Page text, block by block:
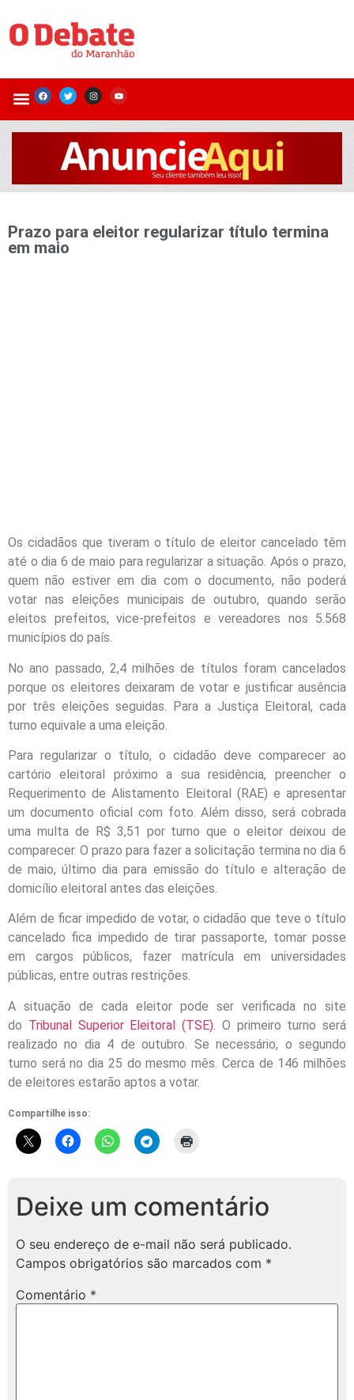
Prazo para eleitor regularizar título termina
em maio
Os cidadãos que tiveram o título de eleitor cancelado têm
até o dia 6 de maio para regularizar a situação. Após o prazo,
quem não estiver em dia com o documento, não poderá
votar nas eleições municipais de outubro, quando serão
eleitos prefeitos, vice-prefeitos e vereadores nos 5.568
municípios do país.
No ano passado, 2,4 milhões de títulos foram cancelados
porque os eleitores deixaram de votar e justificar ausência
por três eleições seguidas. Para a Justiça Eleitoral, cada
turno equivale a uma eleição.
Para regularizar o título, o cidadão deve comparecer ao
cartório eleitoral próximo a sua residência, preencher o
Requerimento de Alistamento Eleitoral (RAE) e apresentar
um documento oficial com foto. Além disso, será cobrada
uma multa de R$ 3,51 por turno que o eleitor deixou de
comparecer. O prazo para fazer a solicitação termina no dia 6
de maio, último dia para emissão do título e alteração de
domicílio eleitoral antes das eleições.
Além de ficar impedido de votar, o cidadão que teve o título
cancelado fica impedido de tirar passaporte, tomar posse
em cargos públicos, fazer matrícula em universidades
públicas, entre outras restrições.
A situação de cada eleitor pode ser verificada no site
do Tribunal Superior Eleitoral (TSE). O primeiro turno será
realizado no dia 4 de outubro. Se necessário, o segundo
turno será no dia 25 do mesmo mês. Cerca de 146 milhões
de eleitores estarão aptos a votar.
Compartilhe isso:
Deixe um comentário
O seu endereço de e-mail não será publicado.
Campos obrigatórios são marcados com *
Comentário *